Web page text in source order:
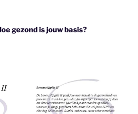
gezond is jouw basis?